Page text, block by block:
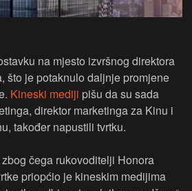
na mjesto izvršnog direktora
što je potaknulo daljnje promjene
Kineski mediji pišu da su sada
direktor marketinga za Kinu i
također napustili tvrtku.
čega rukovoditelji Honora
priopćio je kineskim medijima